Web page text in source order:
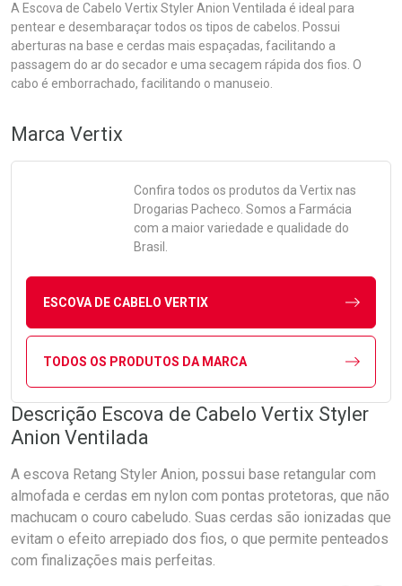
A Escova de Cabelo Vertix Styler Anion Ventilada é ideal para
pentear e desembaraçar todos os tipos de cabelos. Possui
aberturas na base e cerdas mais espaçadas, facilitando a
passagem do ar do secador e uma secagem rápida dos fios. O
cabo é emborrachado, facilitando o manuseio.
Marca Vertix
Confira todos os produtos da Vertixnas
Drogarias Pacheco. Somos a Farmácia
com a maior variedade e qualidade do
Brasil.
ESCOVA DE CABELO VERTIX
TODOS OS PRODUTOS DA MARCA
Descrição Escova de Cabelo Vertix Styler
Anion Ventilada
A escova Retang Styler Anion, possui base retangular com
almofada e cerdas em nylon com pontas protetoras, que não
machucam o couro cabeludo. Suas cerdas são ionizadas que
evitam o efeito arrepiado dos fios, o que permite penteados
com finalizações mais perfeitas.